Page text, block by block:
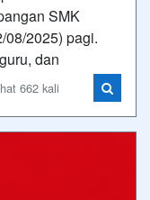
SMK
08/2025) pagi.
dan
662 kali